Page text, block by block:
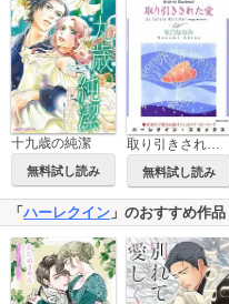
十九歳の純潔
無料試し読み
取り引きされた愛
無料試し読み
「 ハーレクイン 」のおすすめ作品